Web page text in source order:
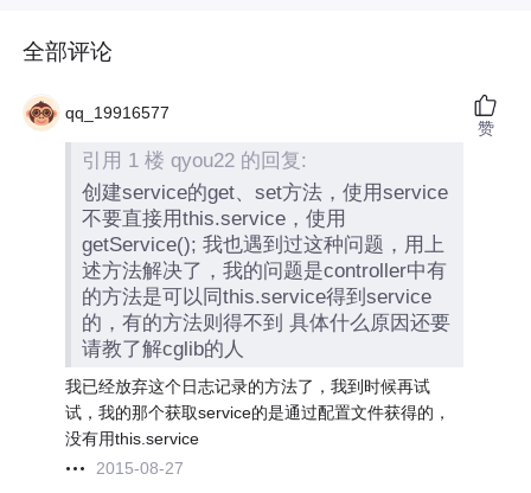
全部评论
qq_19916577
引用 1 楼 qyou22 的回复:
创建service的get、set方法，使用service
不要直接用this.service，使用
getService(); 我也遇到过这种问题，用上
述方法解决了，我的问题是controller中有
的方法是可以同this.service得到service
的，有的方法则得不到 具体什么原因还要
请教了解cglib的人
我已经放弃这个日志记录的方法了，我到时候再试
试，我的那个获取service的是通过配置文件获得的，
没有用this.service
2015-08-27
赞